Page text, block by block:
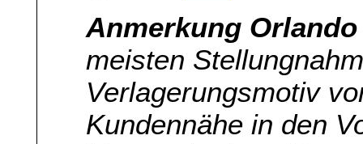
Anmerkung
meisten
Verlagerungsmotiv
Kundennähe in den